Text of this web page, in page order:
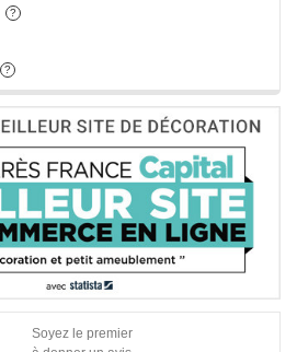
Soyez le premier